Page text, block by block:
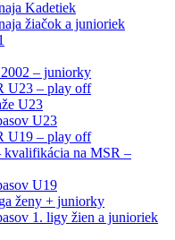
Kadetiek
žiačok a junioriek
– juniorky
U23 – play off
U23
U23
U19 – play off
kvalifikácia na MSR –
U19
ženy + juniorky
1. ligy žien a junioriek